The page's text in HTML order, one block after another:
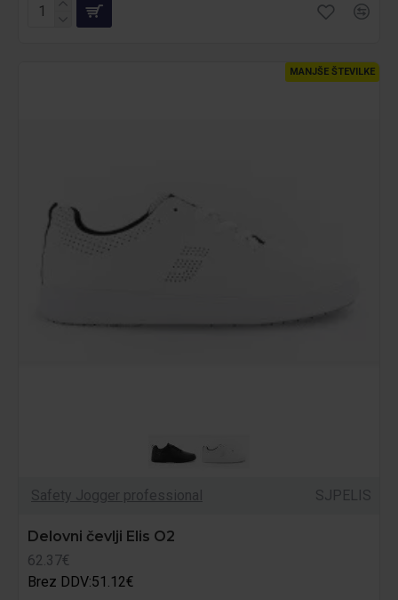
MANJŠE ŠTEVILKE
Safety Jogger professional SJPELIS
Delovni čevlji Elis O2
62.37€
Brez DDV:51.12€